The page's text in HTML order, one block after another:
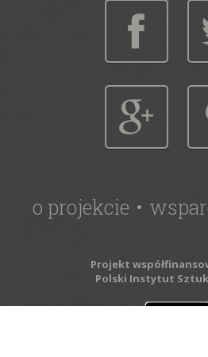
o projekcie
Projekt